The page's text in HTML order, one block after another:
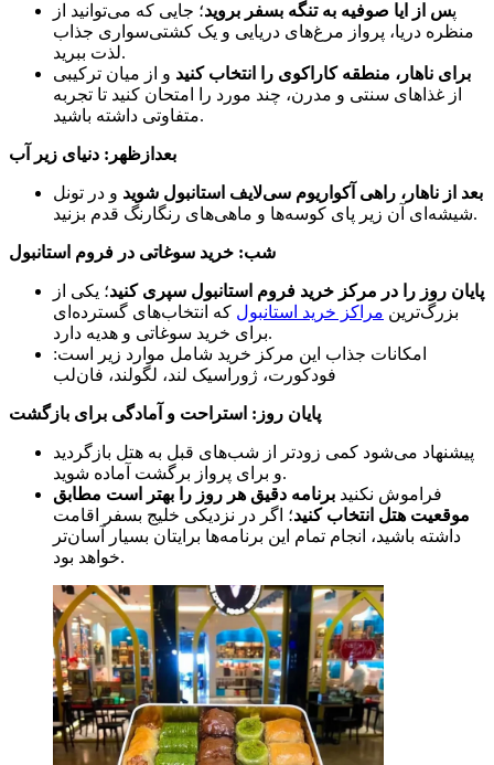
پس از ایا صوفیه به تنگه بسفر بروید؛ جایی که می‌توانید از
منظره دریا، پرواز مرغ‌های دریایی و یک کشتی‌سواری جذاب
لذت ببرید.
برای ناهار، منطقه کاراکوی را انتخاب کنید و از میان ترکیبی
از غذاهای سنتی و مدرن، چند مورد را امتحان کنید تا تجربه
متفاوتی داشته باشید.
بعدازظهر: دنیای زیر آب
بعد از ناهار، راهی آکواریوم سی‌لایف استانبول شوید و در تونل
شیشه‌ای آن زیر پای کوسه‌ها و ماهی‌های رنگارنگ قدم بزنید.
شب: خرید سوغاتی در فروم استانبول
پایان روز را در مرکز خرید فروم استانبول سپری کنید؛ یکی از
بزرگ‌ترین مراکز خرید استانبول که انتخاب‌های گسترده‌ای
برای خرید سوغاتی و هدیه دارد.
امکانات جذاب این مرکز خرید شامل موارد زیر است:
فودکورت، ژوراسیک لند، لگولند، فان‌لب
پایان روز: استراحت و آمادگی برای بازگشت
پیشنهاد می‌شود کمی زودتر از شب‌های قبل به هتل بازگردید
و برای پرواز برگشت آماده شوید.
فراموش نکنید برنامه دقیق هر روز را بهتر است مطابق
موقعیت هتل انتخاب کنید؛ اگر در نزدیکی خلیج بسفر اقامت
داشته باشید، انجام تمام این برنامه‌ها برایتان بسیار آسان‌تر
خواهد بود.